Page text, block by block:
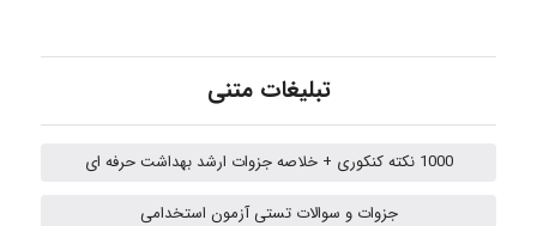
ehtesham
تبلیغات متنی
1000 نکته کنکوری + خلاصه جزوات ارشد بهداشت حرفه ای
جزوات و سوالات تستی آزمون استخدامی